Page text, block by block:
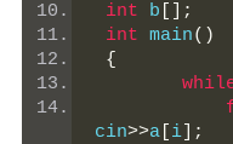
int b [];
int main()
{
cin>>a i ];